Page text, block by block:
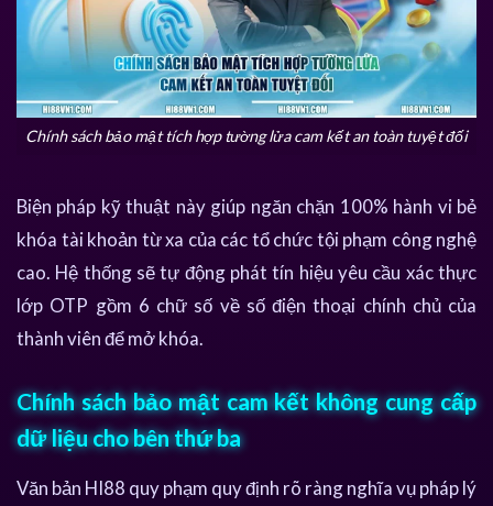
Chính sách bảo mật tích hợp tường lửa cam kết an toàn tuyệt đối
Biện pháp kỹ thuật này giúp ngăn chặn 100% hành vi bẻ
khóa tài khoản từ xa của các tổ chức tội phạm công nghệ
cao. Hệ thống sẽ tự động phát tín hiệu yêu cầu xác thực
lớp OTP gồm 6 chữ số về số điện thoại chính chủ của
thành viên để mở khóa.
Chính sách bảo mật cam kết không cung cấp
dữ liệu cho bên thứ ba
Văn bản HI88 quy phạm quy định rõ ràng nghĩa vụ pháp lý